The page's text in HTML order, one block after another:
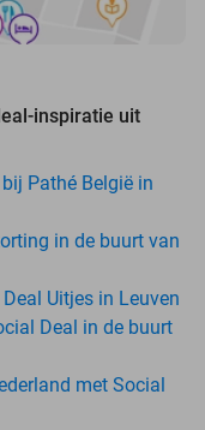
inspiratie uit
Pathé België in
in de buurt van
Uitjes in Leuven
Deal in de buurt
met Social